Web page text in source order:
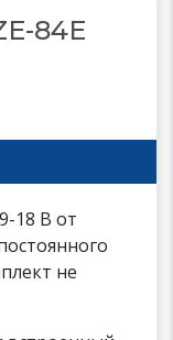
84E
9-18 В от
не